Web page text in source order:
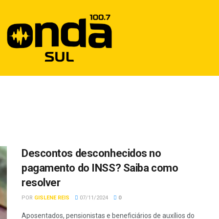
Descontos desconhecidos no
pagamento do INSS? Saiba como
resolver
POR GISLENE REIS 07/11/2024 0
Aposentados, pensionistas e beneficiários de auxílios do